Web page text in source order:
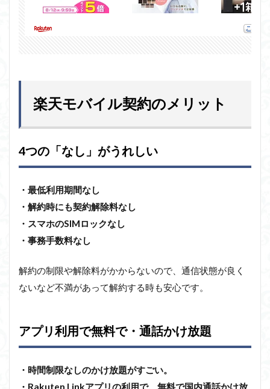
楽天モバイル契約のメリット
4つの「なし」がうれしい
・最低利用期間なし
・解約時にも契約解除料なし
・スマホのSIMロックなし
・事務手数料なし
解約の制限や解除料がかからないので、通信状態が良く
ないなど不満があって解約する時も安心です。
アプリ利用で無料で・通話かけ放題
・時間制限なしのかけ放題がすごい。
・Rakuten Linkアプリの利用で、無料で国内通話かけ放